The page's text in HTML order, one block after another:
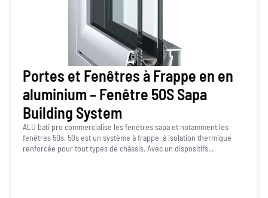
Portes et Fenêtres à Frappe en en
aluminium – Fenêtre 50S Sapa
Building System
ALU bati pro commercialise les fenêtres sapa et notamment les
fenêtres 50s. 50s est un système à frappe, à isolation thermique
renforcée pour tout types de châssis. Avec un dispositifs...